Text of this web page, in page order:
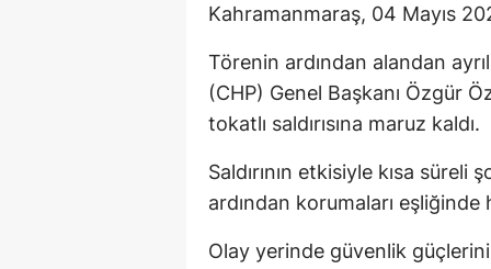
Kahramanmaraş, 04 Mayıs
Törenin ardından alandan
(CHP) Genel Başkanı Özgür
tokatlı saldırısına maruz kaldı.
Saldırının etkisiyle kısa
ardından korumaları eşliğinde
Olay yerinde güvenlik